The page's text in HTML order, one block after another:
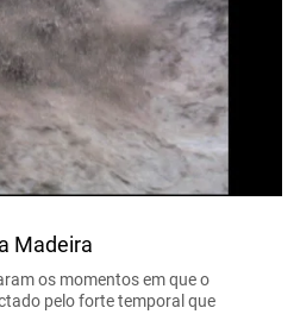
Madeira
os momentos em que o
pelo forte temporal que